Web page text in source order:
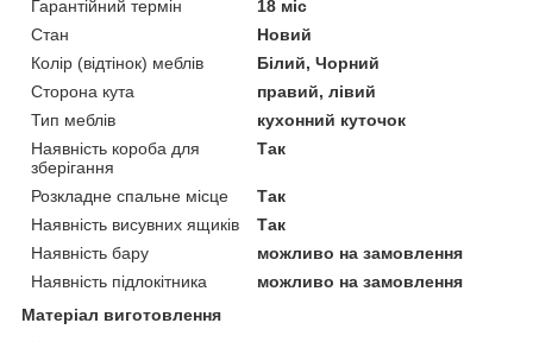
Гарантійний термін
18 міс
Стан
Новий
Колір (відтінок) меблів
Білий, Чорний
Сторона кута
правий, лівий
Тип меблів
кухонний куточок
Наявність короба для
зберігання
Так
Розкладне спальне місце
Так
Наявність висувних ящиків
Так
Наявність бару
можливо на замовлення
Наявність підлокітника
можливо на замовлення
Матеріал виготовлення